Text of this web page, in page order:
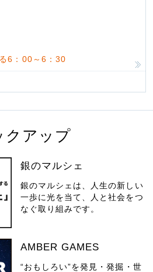
だ八ヶ岳 山小屋を営
6：00～6：30
クアップ
銀のマルシェ
銀のマルシェは、人生の新しい
一歩に光を当て、人と社会をつ
なぐ取り組みです。
AMBER GAMES
“おもしろい”を発見・発掘・世